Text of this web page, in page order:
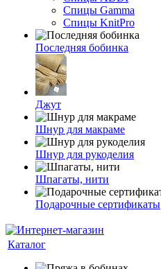
Спицы Gamma
Спицы KnitPro
Последняя бобинка
Джут
Шнур для макраме
Шнур для рукоделия
Шпагаты, нити
Подарочные сертификаты
Каталог